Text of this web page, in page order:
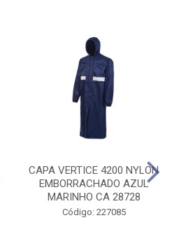
CAPA VERTICE 4200 NYLON
EMBORRACHADO AZUL
MARINHO CA 28728
Código: 227085